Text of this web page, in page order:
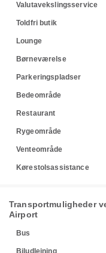
Valutavekslingsservice
Toldfri butik
Lounge
Børneværelse
Parkeringspladser
Bedeområde
Restaurant
Rygeområde
Venteområde
Kørestolsassistance
Transportmuligheder
Airport
Bus
Biludlejning